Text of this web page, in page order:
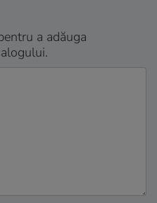
a adăuga